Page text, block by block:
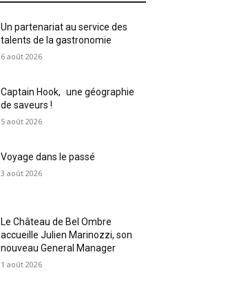
Un partenariat au service des
talents de la gastronomie
6 août 2026
Captain Hook, une géographie
de saveurs !
5 août 2026
Voyage dans le passé
3 août 2026
Le Château de Bel Ombre
accueille Julien Marinozzi, son
nouveau General Manager
1 août 2026